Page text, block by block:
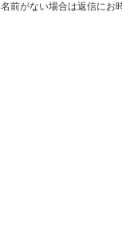
前がない場合は返信にお